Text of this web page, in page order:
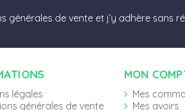
générales de vente et j’y adhère sans
légales
générales de vente
MON
Mes
Mes avoirs